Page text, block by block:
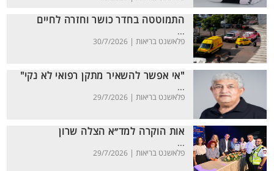
התמוטטה בחדר כושר וחזרה לחיים
...
פלאשנט בריאות | 30/7/2026
"אי אפשר להשאיר מתקן רפואי לא נקי"
...
פלאשנט בריאות | 29/7/2026
אות הוקרה למד״א הצלה שרון
...
פלאשנט בריאות | 29/7/2026